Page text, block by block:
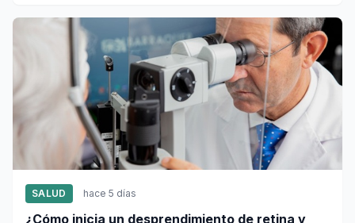
SALUD hace 5 días
¿Cómo inicia un desprendimiento de retina y